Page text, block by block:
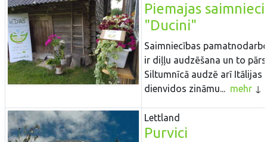
Piemajas
"Ducini"
Saimniecības
ir diļļu audzēšana un to
Siltumnīcā audzē arī Itālijas
dienvidos zināmu... mehr
Lettland
Purvici